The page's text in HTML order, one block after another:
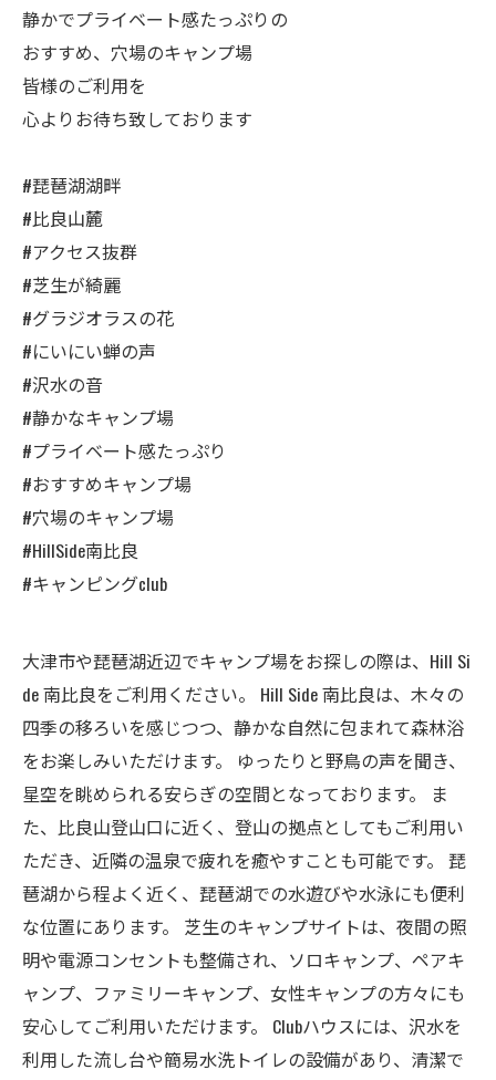
静かでプライベート感たっぷりの
おすすめ、穴場のキャンプ場
皆様のご利用を
心よりお待ち致しております
#琵琶湖湖畔
#比良山麓
#アクセス抜群
#芝生が綺麗
#グラジオラスの花
#にいにい蝉の声
#沢水の音
#静かなキャンプ場
#プライベート感たっぷり
#おすすめキャンプ場
#穴場のキャンプ場
#HillSide南比良
#キャンピングclub
大津市や琵琶湖近辺でキャンプ場をお探しの際は、Hill Si
de 南比良をご利用ください。 Hill Side 南比良は、木々の
四季の移ろいを感じつつ、静かな自然に包まれて森林浴
をお楽しみいただけます。 ゆったりと野鳥の声を聞き、
星空を眺められる安らぎの空間となっております。 ま
た、比良山登山口に近く、登山の拠点としてもご利用い
ただき、近隣の温泉で疲れを癒やすことも可能です。 琵
琶湖から程よく近く、琵琶湖での水遊びや水泳にも便利
な位置にあります。 芝生のキャンプサイトは、夜間の照
明や電源コンセントも整備され、ソロキャンプ、ペアキ
ャンプ、ファミリーキャンプ、女性キャンプの方々にも
安心してご利用いただけます。 Clubハウスには、沢水を
利用した流し台や簡易水洗トイレの設備があり、清潔で